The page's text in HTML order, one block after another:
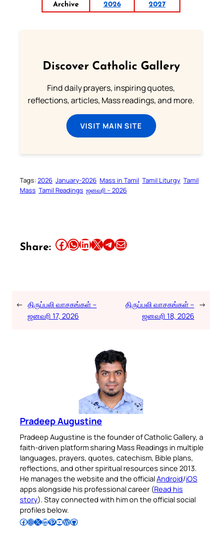
Archive
2026 2027
Discover Catholic Gallery
Find daily prayers, inspiring quotes,
reflections, articles, Mass readings, and more.
VISIT MAIN SITE
Tags: 2026 January-2026 Mass in Tamil Tamil Liturgy Tamil
Mass Tamil Readings ஜனவரி – 2026
Share: Share this article on Facebook Share this article on WhatsApp Share this article on LinkedIn Share this article on X Share this article on TelegramEmail this Article
← திருப்பலி வாசகங்கள் –
ஜனவரி 17, 2026
திருப்பலி வாசகங்கள் –
ஜனவரி 18, 2026
→
Pradeep Augustine
Pradeep Augustine is the founder of Catholic Gallery, a
faith-driven platform sharing Mass Readings in multiple
languages, prayers, quotes, catechism, Bible plans,
reflections, and other spiritual resources since 2013.
He manages the website and the officialAndroid/iOS
apps alongside his professional career (Read his
story). Stay connected with him on the official social
profiles below.
Follow Pradeep on Facebook Follow Pradeep on InstagramFollow Pradeep on X Follow Pradeep on LinkedIn Follow Pradeep on Pinterest Subscribe to Pradeep’s Youtube Channel Follow Pradeep on WordPress Follow Pradeep on GitHub